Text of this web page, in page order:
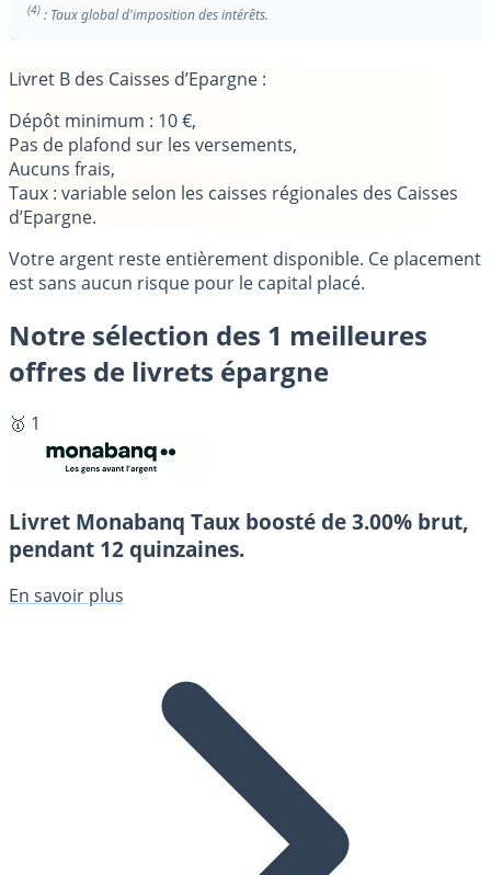
(4) : Taux global d'imposition des intérêts.
Livret B des Caisses d’Epargne :
Dépôt minimum : 10 €,
Pas de plafond sur les versements,
Aucuns frais,
Taux : variable selon les caisses régionales des Caisses
d’Epargne.
Votre argent reste entièrement disponible. Ce placement
est sans aucun risque pour le capital placé.
Notre sélection des 1 meilleures
offres de livrets épargne
🥇 1
Livret Monabanq Taux boosté de 3.00% brut,
pendant 12 quinzaines.
En savoir plus